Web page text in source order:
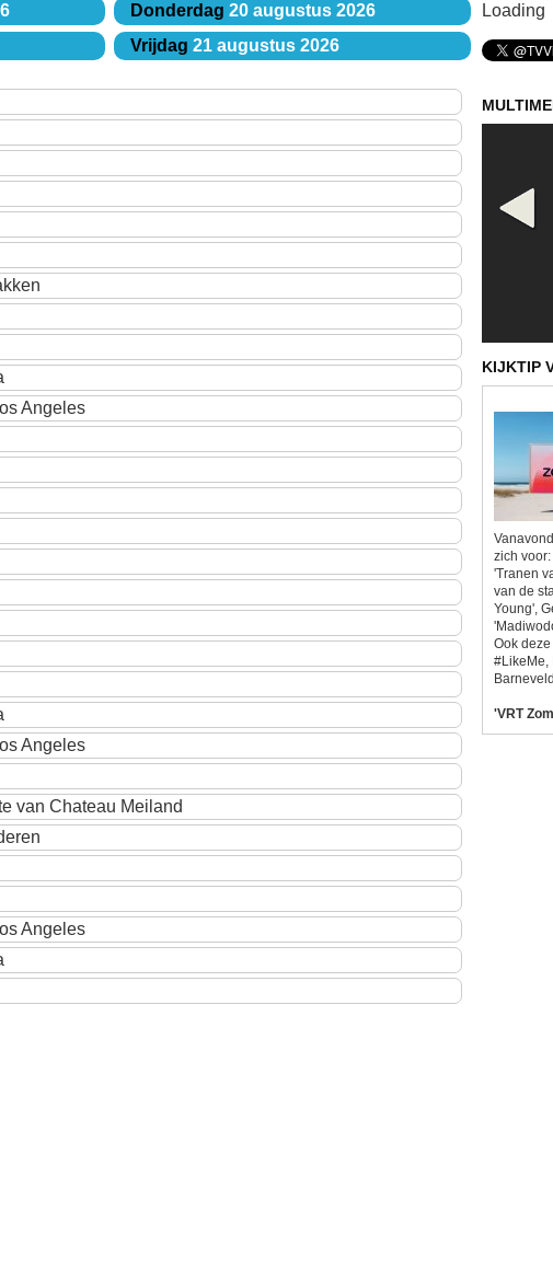
Donderdag 20 augustus 2026
Vrijdag 21 augustus 2026
Angeles
Angeles
van Chateau Meiland
Angeles
Loading
KIJKTIP
zich
'Tranen
van de
Young',
Ook
#LikeMe,
'VRT